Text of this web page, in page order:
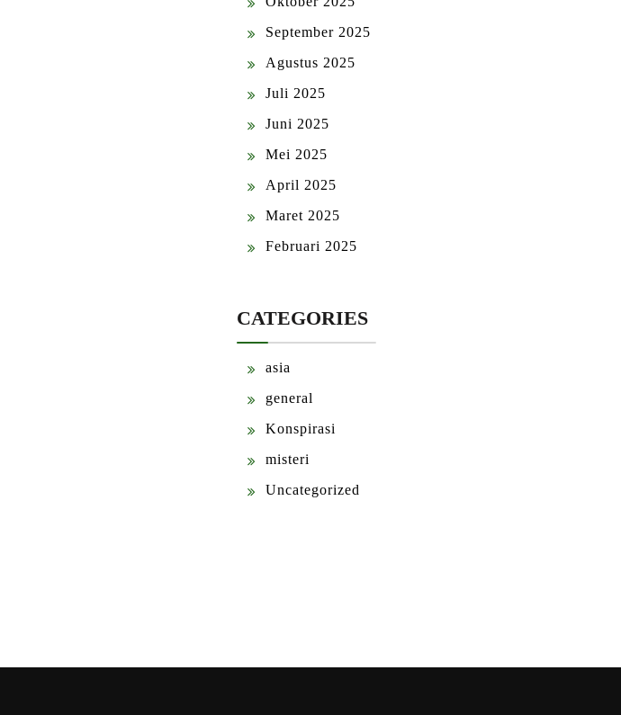
September 2025
Agustus 2025
Juli 2025
Juni 2025
Mei 2025
April 2025
Maret 2025
Februari 2025
CATEGORIES
asia
general
Konspirasi
misteri
Uncategorized